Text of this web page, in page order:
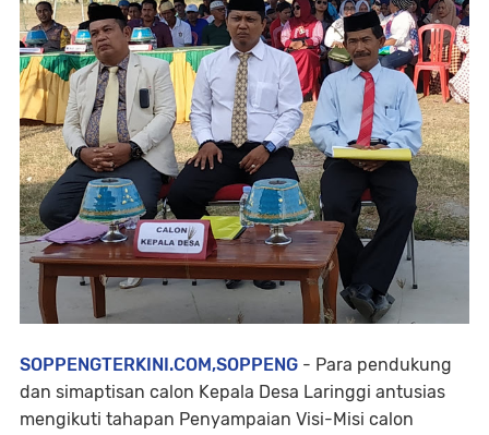
SOPPENGTERKINI.COM,SOPPENG - Para pendukung
dan simaptisan calon Kepala Desa Laringgi antusias
mengikuti tahapan Penyampaian Visi-Misi calon